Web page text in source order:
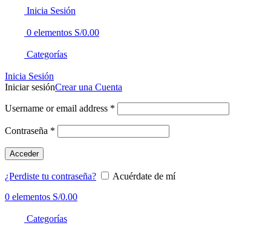
Inicia Sesión
0 elementos S/0.00
Categorías
Inicia Sesión
Iniciar sesiónCrear una Cuenta
Username or email address *
Contraseña *
Acceder
¿Perdiste tu contraseña?
Acuérdate de mí
0 elementos S/0.00
Categorías